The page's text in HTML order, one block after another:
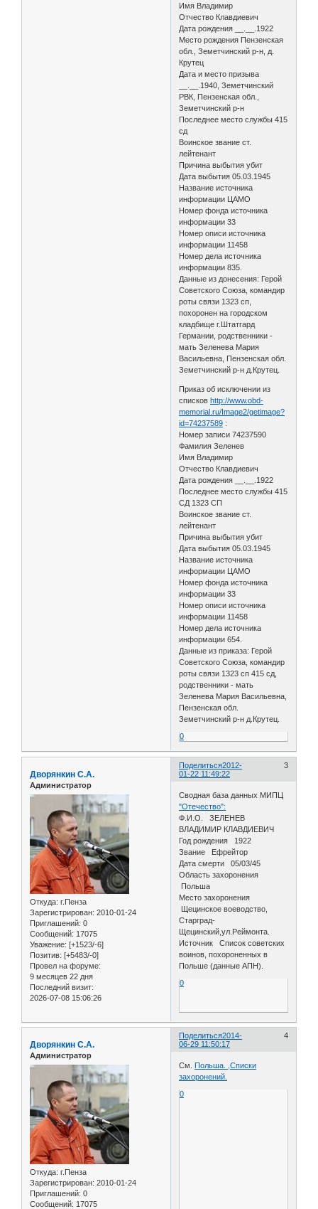
Имя Владимир
Отчество Клавдиевич
Дата рождения __.__.1922
Место рождения Пензенская
обл., Земетчинский р-н, д.
Крутец
Дата и место призыва
__.__.1940, Земетчинский
РВК, Пензенская обл.,
Земетчинский р-н
Последнее место службы 415
сд
Воинское звание ст.
лейтенант
Причина выбытия убит
Дата выбытия 05.03.1945
Название источника
информации ЦАМО
Номер фонда источника
информации 33
Номер описи источника
информации 11458
Номер дела источника
информации 835.
Данные из донесения: Герой
Советского Союза, командир
роты связи 1323 сп,
похоронен на городском
кладбище г.Штатгард
Германии, родственники -
мать Зеленева Мария
Васильевна, Пензенская обл.
Земетчинский р-н д.Крутец.
Приказ об исключении из
списков http://www.obd-
memorial.ru/Image2/getimage?
id=74237589 :
Номер записи 74237590
Фамилия Зеленев
Имя Владимир
Отчество Клавдиевич
Дата рождения __.__.1922
Последнее место службы 415
СД 1323 СП
Воинское звание ст.
лейтенант
Причина выбытия убит
Дата выбытия 05.03.1945
Название источника
информации ЦАМО
Номер фонда источника
информации 33
Номер описи источника
информации 11458
Номер дела источника
информации 654.
Данные из приказа: Герой
Советского Союза, командир
роты связи 1323 сп 415 сд,
родственники - мать
Зеленева Мария Васильевна,
Пензенская обл.
Земетчинский р-н д.Крутец.
0
Поделиться 3
2012-
01-22 11:49:22
Дворянкин С.А.
Администратор
Откуда: г.Пенза
Зарегистрирован: 2010-01-24
Приглашений: 0
Сообщений: 17075
Уважение: [+1523/-6]
Позитив: [+5483/-0]
Провел на форуме:
9 месяцев 22 дня
Последний визит:
2026-07-08 15:06:26
Сводная база данных МИПЦ
"Отечество":
Ф.И.О. ЗЕЛЕНЕВ
ВЛАДИМИР КЛАВДИЕВИЧ
Год рождения 1922
Звание Ефрейтор
Дата смерти 05/03/45
Область захоронения
Польша
Место захоронения
Щецинское воеводство,
Старград-
Щецинский,ул.Реймонта.
Источник Список советских
воинов, похороненных в
Польше (данные АПН).
0
Поделиться 4
2014-
06-29 11:50:17
Дворянкин С.А.
Администратор
Откуда: г.Пенза
Зарегистрирован: 2010-01-24
Приглашений: 0
Сообщений: 17075
См.Польша. ,Списки
захоронений.
0